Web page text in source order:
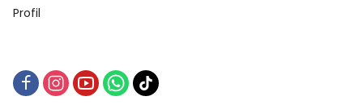
Profil